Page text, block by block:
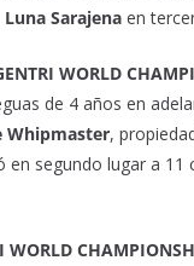
Luna Sarajena en
WORLD
de 4 años en
Whipmaster,
en segundo lugar a 11
WORLD